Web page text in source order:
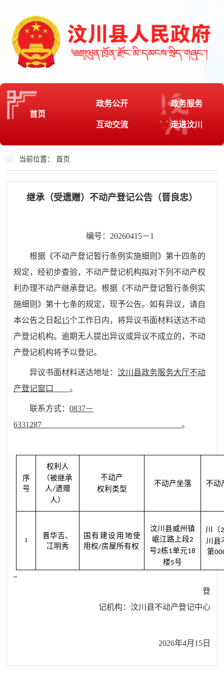
首页
政务公开 政务服务
互动交流 走进汶川
当前位置：首页
继承（受遗赠）不动产登记公告（晋良忠）
编号： 20260415－1
根据《不动产登记暂行条例实施细则》第十四条的
规定，经初步查验，不动产登记机构拟对下列不动产权
利办理不动产继承登记。根据《不动产登记暂行条例实
施细则》第十七条的规定，现予公告。如有异议，请自
本公告之日起15个工作日内，将异议书面材料送达不动
产登记机构。逾期无人提出异议或异议不成立的，不动
产登记机构将予以登记。
异议书面材料送达地址： 汶川县政务服务大厅不动
产登记窗口
。
联系方式：0837－
6331287
。
序
号
权利人
（被继承
人 /遗赠
人）
不动产
权利类型
不动产坐落 不动
1
晋华吉、
冮明秀
国有建设用地使
用权/房屋所有权
汶川县威州镇
岷江路上段2
号2栋1单元18
楼5号
川（
川县
第
登
记机构：汶川县不动产登记中心
2026年4月 15日